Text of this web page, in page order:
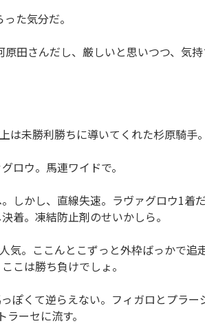
た気分だ。
田さんだし、厳しいと思いつつ、気
未勝利勝ちに導いてくれた杉原騎手
ロウ。馬連ワイドで。
しかし、直線失速。ラヴァグロウ1着
着。凍結防止剤のせいかしら。
気。ここんとこずっと外枠ばっかで追
こは勝ち負けでしょ。
ぽくて逆らえない。フィガロとプラー
ーセに流す。